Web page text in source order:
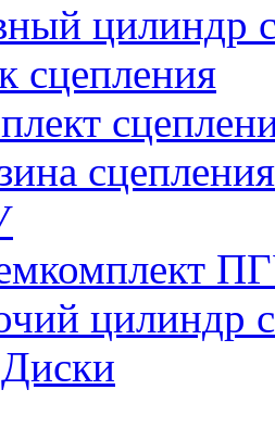
цилиндр
сцепления
сцепления
цилиндр